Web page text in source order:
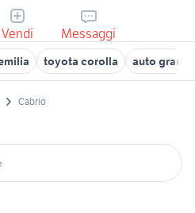
Vendi Messaggi
toyota corolla auto
Cabrio